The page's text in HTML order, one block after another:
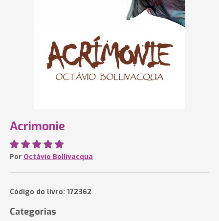
Acrimonie
Por Octávio Bollivacqua
Código do livro: 172362
Categorias